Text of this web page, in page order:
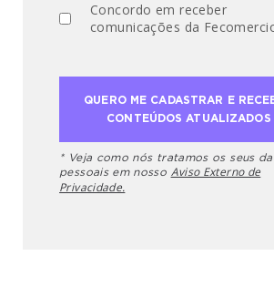
Concordo em receber
comunicações da
* Veja como nós tratamos os seus
pessoais em nosso Aviso Externo de
Privacidade.